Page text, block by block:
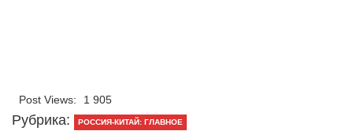
Post Views: 1 905
Рубрика: РОССИЯ-КИТАЙ: ГЛАВНОЕ